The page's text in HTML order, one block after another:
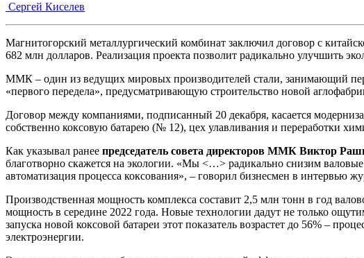
Сергей Киселев
Магнитогорский металлургический комбинат заключил договор с
682 млн долларов. Реализация проекта позволит радикально улучшить
ММК – один из ведущих мировых производителей стали, занимающий
«первого передела», предусматривающую строительство новой
Договор между компаниями, подписанный 20 декабря, касается
собственно коксовую батарею (№ 12), цех улавливания и переработки
Как указывал ранее председатель совета директоров ММК Виктор
благотворно скажется на экологии. «Мы <…> радикально снизим
автоматизация процесса коксования», – говорил бизнесмен в интервью
Производственная мощность комплекса составит 2,5 млн тонн в год
мощность в середине 2022 года. Новые технологии дадут не только
запуска новой коксовой батареи этот показатель возрастет до 56% –
электроэнергии.